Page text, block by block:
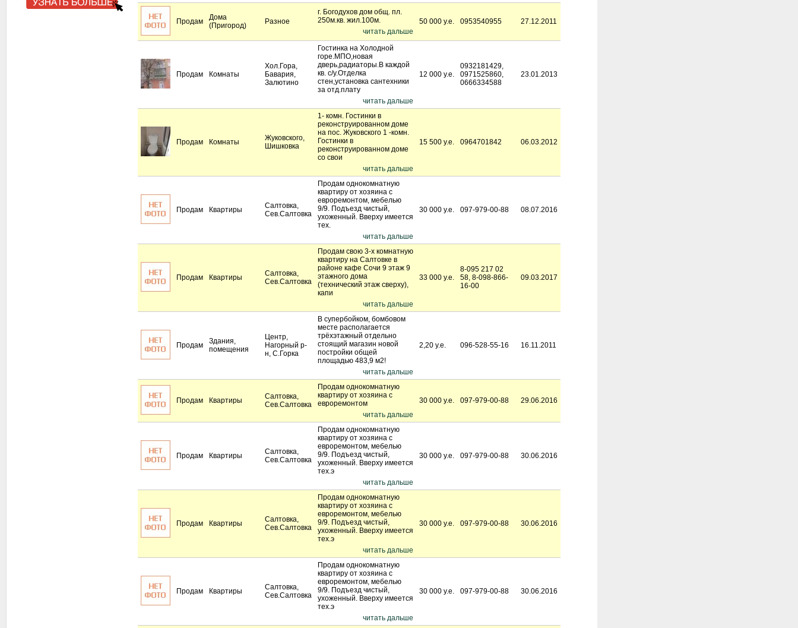
Продам
Дома
(Пригород)
Разное
г. Богодухов дом общ. пл.
250м.кв. жил.100м.
читать дальше
50 000 у.е. 0953540955 27.12.2011
Продам Комнаты
Хол.Гора,
Бавария,
Залютино
Гостинка на Холодной
горе.МПО,новая
дверь,радиаторы.В каждой
кв. с/у.Отделка
стен,установка сантехники
за отд.плату
читать дальше
12 000 у.е.
0932181429,
0971525860,
0666334588
23.01.2013
Продам Комнаты
Жуковского,
Шишковка
1- комн. Гостинки в
реконструированном доме
на пос. Жуковского 1 -комн.
Гостинки в
реконструированном доме
со свои
читать дальше
15 500 у.е. 0964701842 06.03.2012
Продам Квартиры
Салтовка,
Сев.Салтовка
Продам однокомнатную
квартиру от хозяина с
евроремонтом, мебелью
9/9. Подъезд чистый,
ухоженный. Вверху имеется
тех.
читать дальше
30 000 у.е. 097-979-00-88 08.07.2016
Продам Квартиры
Салтовка,
Сев.Салтовка
Продам свою 3-х комнатную
квартиру на Салтовке в
районе кафе Сочи 9 этаж 9
этажного дома
(технический этаж сверху),
капи
читать дальше
33 000 у.е.
8-095 217 02
58, 8-098-866-
16-00
09.03.2017
Продам
Здания,
помещения
Центр,
Нагорный р-
н, С.Горка
В супербойком, бомбовом
месте располагается
трёхэтажный отдельно
стоящий магазин новой
постройки общей
площадью 483,9 м2!
читать дальше
2,20 у.е. 096-528-55-16 16.11.2011
Продам Квартиры
Салтовка,
Сев.Салтовка
Продам однокомнатную
квартиру от хозяина с
евроремонтом
читать дальше
30 000 у.е. 097-979-00-88 29.06.2016
Продам Квартиры
Салтовка,
Сев.Салтовка
Продам однокомнатную
квартиру от хозяина с
евроремонтом, мебелью
9/9. Подъезд чистый,
ухоженный. Вверху имеется
тех.э
читать дальше
30 000 у.е. 097-979-00-88 30.06.2016
Продам Квартиры
Салтовка,
Сев.Салтовка
Продам однокомнатную
квартиру от хозяина с
евроремонтом, мебелью
9/9. Подъезд чистый,
ухоженный. Вверху имеется
тех.э
читать дальше
30 000 у.е. 097-979-00-88 30.06.2016
Продам Квартиры
Салтовка,
Сев.Салтовка
Продам однокомнатную
квартиру от хозяина с
евроремонтом, мебелью
9/9. Подъезд чистый,
ухоженный. Вверху имеется
тех.э
читать дальше
30 000 у.е. 097-979-00-88 30.06.2016